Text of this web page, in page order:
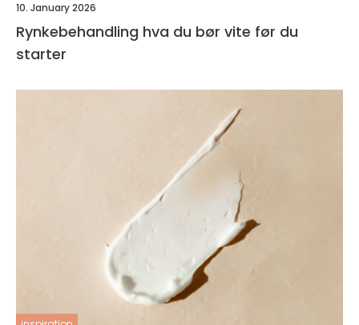
10. January 2026
Rynkebehandling hva du bør vite før du
starter